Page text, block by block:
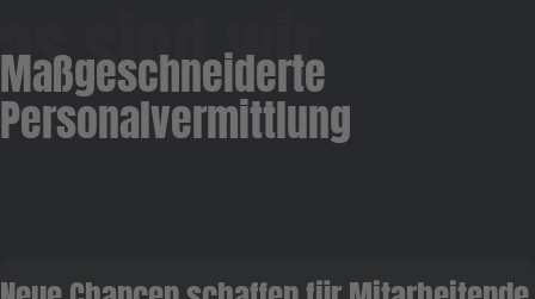
Maßgeschneiderte
Personalvermittlung